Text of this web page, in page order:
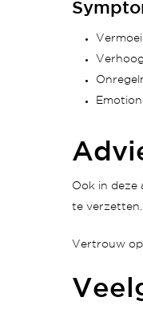
Ook in deze
te
Vertrouw op